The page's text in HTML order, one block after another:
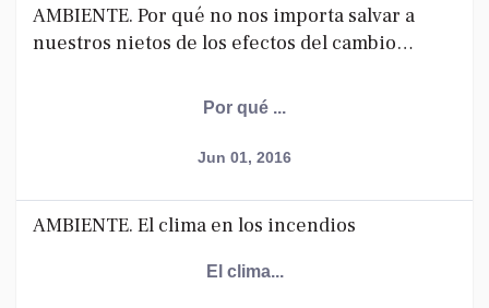
AMBIENTE. Por qué no nos importa salvar a
nuestros nietos de los efectos del cambio
Por qué ...
Jun 01, 2016
AMBIENTE. El clima en los incendios
El clima...